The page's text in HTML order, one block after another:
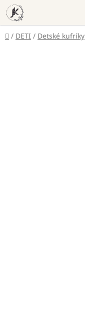
Prejsť
na
obsah
Domov
/ DETI / Detské kufríky